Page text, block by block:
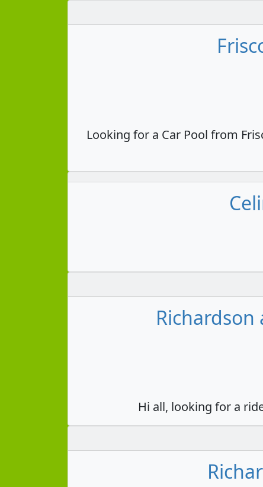
Looking for a Car Pool from
Richardson
Hi all, looking for a